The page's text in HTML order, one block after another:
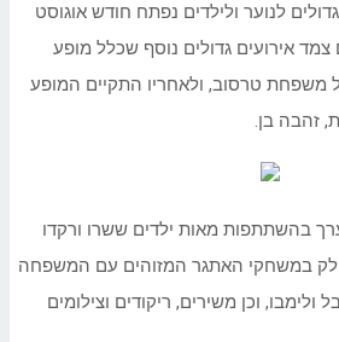
לנוער ולילדים נפתח חודש אוגוסט
אירועים גדולים נוסף שכלל מופע
משפחת טרסוב, ולאחריו התקיים המופע
זהבה בן.
בהשתתפות מאות ילדים ששרו ורקדו
במשחקי האתגר המזוהים עם המשפחה
ולימבו, וכן משירים, ריקודים וצילומים